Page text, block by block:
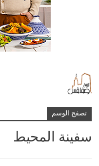
تصفح الوسم
سفينة المحيط